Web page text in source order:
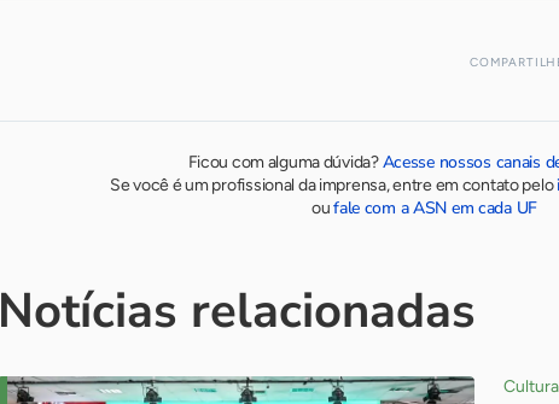
Ficou com alguma dúvida?Acesse nossos canais
Se você é um profissional da imprensa, entre em contato pelo
oufale com a ASN em cada UF
Notícias relacionadas